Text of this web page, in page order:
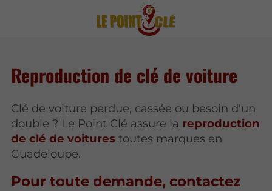
Reproduction de clé de voiture
Clé de voiture perdue, cassée ou besoin d'un
double ? Le Point Clé assure la reproduction
de clé de voitures toutes marques en
Guadeloupe.
Pour toute demande, contactez